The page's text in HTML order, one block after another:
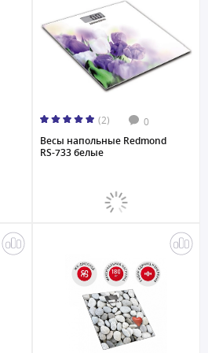
(2) 0
Весы напольные Redmond
RS-733 белые